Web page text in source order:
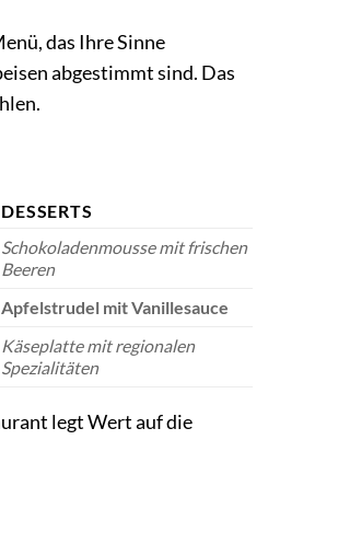
das Ihre Sinne
abgestimmt sind. Das
DESSERTS
Schokoladenmousse mit frischen
Beeren
Apfelstrudel mit Vanillesauce
Käseplatte mit regionalen
Spezialitäten
legt Wert auf die